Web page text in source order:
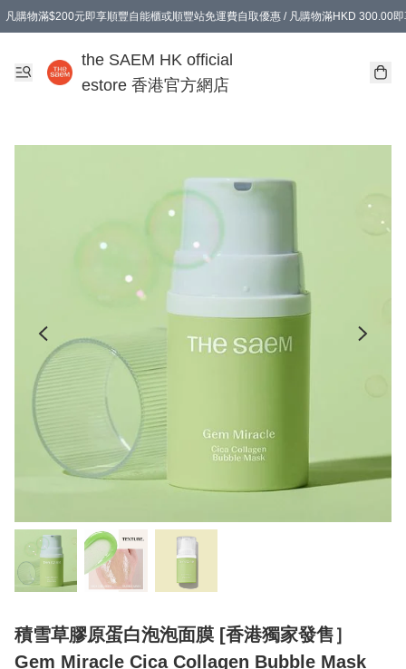
凡購物滿$200元即享順豐自能櫃或順豐站免運費自取優惠 / 凡購物滿HKD 300.00
the SAEM HK official
estore 香港官方網店
積雪草膠原蛋白泡泡面膜 [香港獨家發售］
Gem Miracle Cica Collagen Bubble Mask